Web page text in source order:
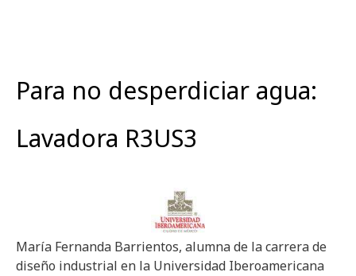
Para no desperdiciar agua:
Lavadora R3US3
María Fernanda Barrientos, alumna de la carrera de
diseño industrial en la Universidad Iberoamericana